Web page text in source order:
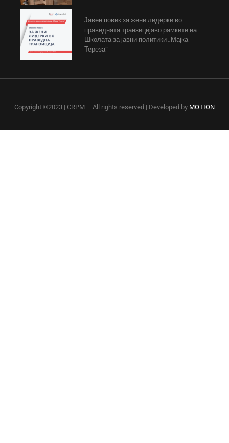
Јавен повик за жени лидерки во
праведната транзицијаво рамките на
Школата за јавни политики „Мајка
Тереза“
Copyright ©2023 | CRPM – All rights reserved | Developed by MOTION